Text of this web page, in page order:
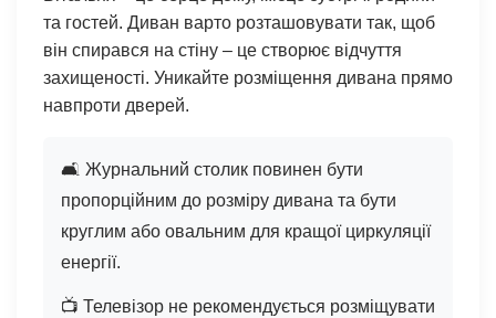
та гостей. Диван варто розташовувати так, щоб
він спирався на стіну – це створює відчуття
захищеності. Уникайте розміщення дивана прямо
навпроти дверей.
🛋️ Журнальний столик повинен бути
пропорційним до розміру дивана та бути
круглим або овальним для кращої циркуляції
енергії.
📺 Телевізор не рекомендується розміщувати